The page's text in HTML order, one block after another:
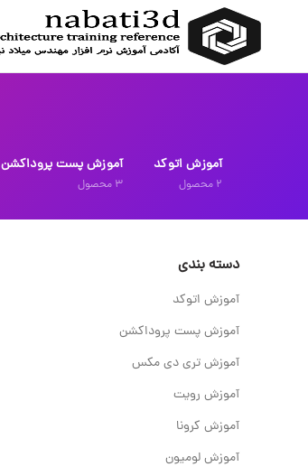
آموزش اتوکد
2 محصول
آموزش پست پروداکشن
3 محصول
دسته بندی
آموزش اتوکد
آموزش پست پروداکشن
آموزش تری دی مکس
آموزش رویت
آموزش کرونا
آموزش لومیون